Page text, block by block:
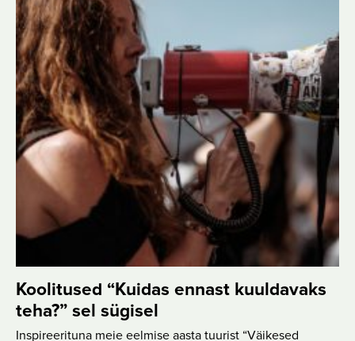
Koolitused “Kuidas ennast kuuldavaks
teha?” sel sügisel
Inspireerituna meie eelmise aasta tuurist “Väikesed